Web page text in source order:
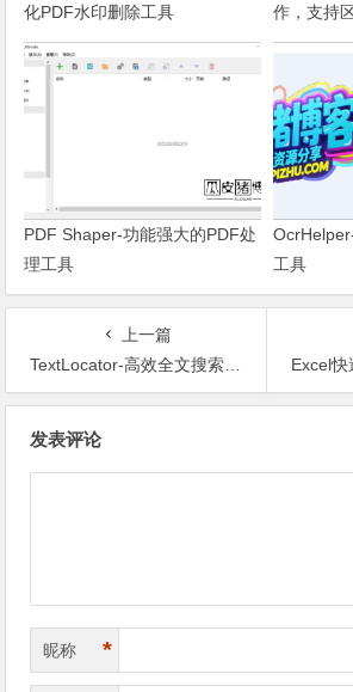
化PDF水印删除工具
作，支持
PDF Shaper-功能强大的PDF处
理工具
工具
上一篇
TextLocator-高效全文搜索与文件名检索利器
Excel快速
发表评论
昵称 *